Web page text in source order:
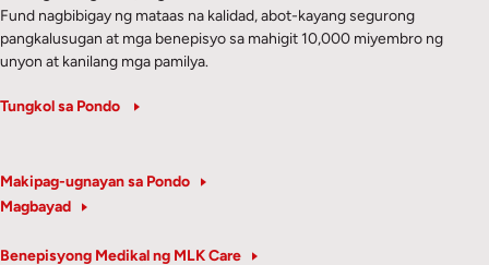
Fund nagbibigay ng mataas na kalidad, abot-kayang segurong
pangkalusugan at mga benepisyo sa mahigit 10,000 miyembro ng
unyon at kanilang mga pamilya.
Tungkol sa Pondo
Makipag-ugnayan sa Pondo
Magbayad
Benepisyong Medikal ng MLK Care